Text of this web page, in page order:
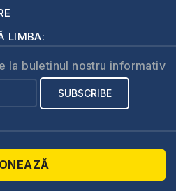
LIMBA:
la buletinul nostru informativ